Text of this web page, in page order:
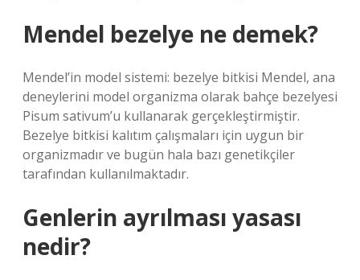
Mendel bezelye ne demek?
Mendel’in model sistemi: bezelye bitkisi Mendel, ana
deneylerini model organizma olarak bahçe bezelyesi
Pisum sativum’u kullanarak gerçekleştirmiştir.
Bezelye bitkisi kalıtım çalışmaları için uygun bir
organizmadır ve bugün hala bazı genetikçiler
tarafından kullanılmaktadır.
Genlerin ayrılması yasası
nedir?